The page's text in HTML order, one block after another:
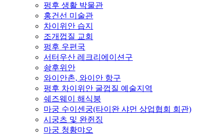
펑후 생활 박물관
홍건선 미술관
차이위안 습지
조개껍질 교회
펑후 우편국
서터우산 레크리에이션구
솽후위안
와이안촌, 와이안 항구
펑후 차이위안 굴껍질 예술지역
쉐즈웨이 해식붕
마궁 수이센궁(타이완 샤먼 상업협회 회관)
시궁츠 및 완쥔징
마궁 청황먀오